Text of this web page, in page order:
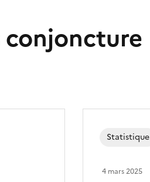
conjoncture
Statistique
4 mars 2025